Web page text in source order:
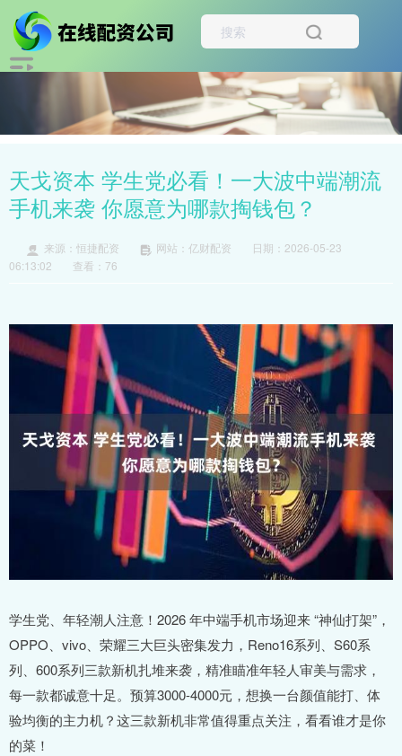
天戈资本 学生党必看！一大波中端潮流
手机来袭 你愿意为哪款掏钱包？
来源：恒捷配资 网站：亿财配资
日期：2026-05-23
06:13:02
查看：76
学生党、年轻潮人注意！2026 年中端手机市场迎来 “神仙打架”，
OPPO、vivo、荣耀三大巨头密集发力，Reno16系列、S60系
列、600系列三款新机扎堆来袭，精准瞄准年轻人审美与需求，
每一款都诚意十足。预算3000-4000元，想换一台颜值能打、体
验均衡的主力机？这三款新机非常值得重点关注，看看谁才是你
的菜！